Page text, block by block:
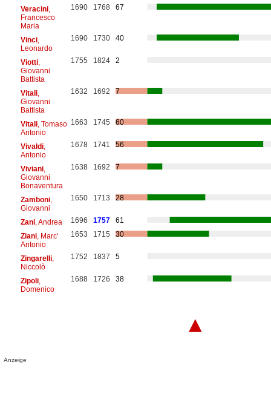
Veracini,
Francesco
Maria
1690 1768 67
Vinci,
Leonardo
1690 1730 40
Viotti,
Giovanni
Battista
1755 1824 2
Vitali,
Giovanni
Battista
1632 1692 7
Vitali, Tomaso
Antonio
1663 1745 60
Vivaldi,
Antonio
1678 1741 56
Viviani,
Giovanni
Bonaventura
1638 1692 7
Zamboni,
Giovanni
1650 1713 28
Zani, Andrea 1696 1757
61
Ziani, Marc'
Antonio
1653 1715 30
Zingarelli,
Niccolò
1752 1837 5
Zipoli,
Domenico
1688 1726 38
▲
Anzeige